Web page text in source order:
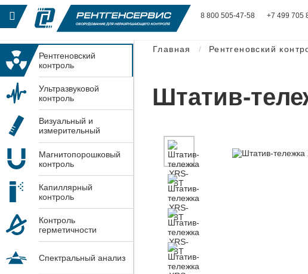
8 800 505-47-58 +7 499 705
Рентгеновский
контроль
Ультразвуковой
контроль
Визуальный и
измерительный
Магнитопорошковый
контроль
Капиллярный
контроль
Контроль
герметичности
Спектральный анализ
Главная Рентгеновский
Штатив-